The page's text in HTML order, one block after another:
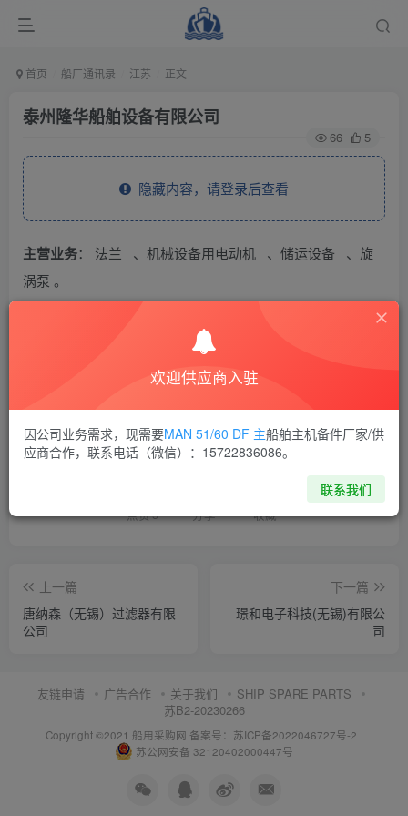
首页 船厂通讯录 江苏 正文
泰州隆华船舶设备有限公司
66 5
隐藏内容，请登录后查看
主营业务： 法兰 、机械设备用电动机 、储运设备 、旋
涡泵 。
THE END
江苏
喜欢就支持一下吧
点赞5 分享 收藏
上一篇
唐纳森（无锡）过滤器有限
公司
下一篇
璟和电子科技(无锡)有限公
司
友链申请 广告合作 关于我们
SHIP SPARE PARTS
苏B2-20230266
Copyright ©2021 船用采购网 备案号：苏ICP备2022046727号-2
苏公网安备 32120402000447号
欢迎供应商入驻
因公司业务需求，现需要MAN 51/60 DF 主船舶主机备件厂家/供
应商合作，联系电话（微信）：15722836086。
联系我们